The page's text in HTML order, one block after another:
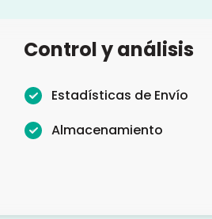
Control y análisis
Estadísticas de Envío
Almacenamiento